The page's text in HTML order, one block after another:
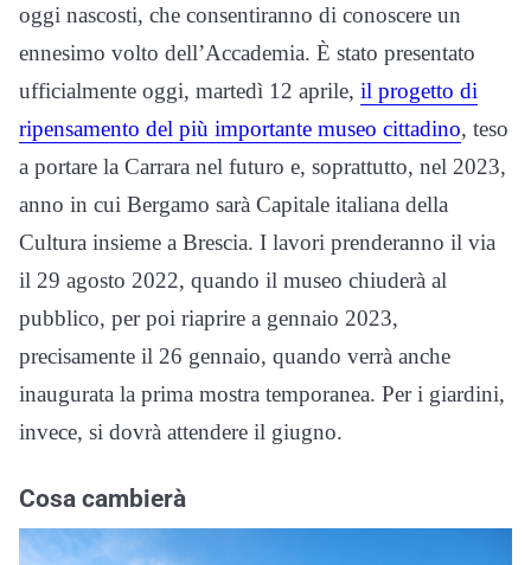
oggi nascosti, che consentiranno di conoscere un
ennesimo volto dell’Accademia. È stato presentato
ufficialmente oggi, martedì 12 aprile, il progetto di
ripensamento del più importante museo cittadino, teso
a portare la Carrara nel futuro e, soprattutto, nel 2023,
anno in cui Bergamo sarà Capitale italiana della
Cultura insieme a Brescia. I lavori prenderanno il via
il 29 agosto 2022, quando il museo chiuderà al
pubblico, per poi riaprire a gennaio 2023,
precisamente il 26 gennaio, quando verrà anche
inaugurata la prima mostra temporanea. Per i giardini,
invece, si dovrà attendere il giugno.
Cosa cambierà